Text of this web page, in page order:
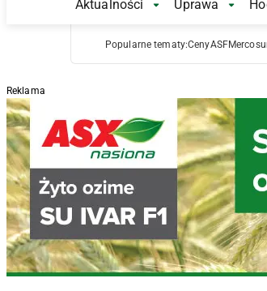
Aktualności Aktualności
Uprawa
Popularne tematy:CenyASF
Reklama